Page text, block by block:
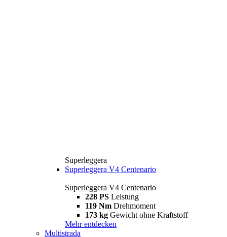
Superleggera
Superleggera V4 Centenario
Superleggera V4 Centenario
228 PS Leistung
119 Nm Drehmoment
173 kg Gewicht ohne Kraftstoff
Mehr entdecken
Multistrada